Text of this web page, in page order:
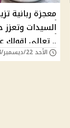
معجزة ربانية
السيدات
هتحقق حلمك
الأحد 22/ديسمبر/2024 - 04:00 ص